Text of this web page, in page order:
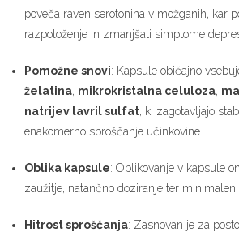
poveča raven serotonina v možganih, kar
razpoloženje in zmanjšati simptome
Pomožne snovi: Kapsule običajno
želatina mikrokristalna celuloza
natrijev lavril sulfat , ki zagotavljajo
enakomerno sproščanje učinkovine.
Oblika kapsule: Oblikovanje v kapsule
zaužitje, natančno doziranje ter minimalen
Hitrost sproščanja: Zasnovan je za